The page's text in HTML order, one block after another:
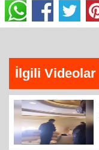
İlgili Videolar